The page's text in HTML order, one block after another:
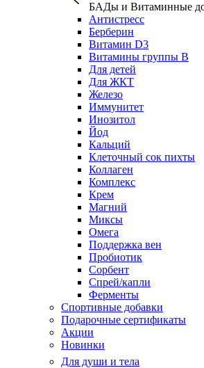
БАДы и Витаминные
Антистресс
Берберин
Витамин D3
Витамины группы B
Для детей
Для ЖКТ
Железо
Иммунитет
Инозитол
Йод
Кальций
Клеточный сок пихты
Коллаген
Комплекс
Крем
Магний
Миксы
Омега
Поддержка вен
Пробиотик
Сорбент
Спрей/капли
Ферменты
Спортивные добавки
Подарочные сертификаты
Акции
Новинки
Для души и тела